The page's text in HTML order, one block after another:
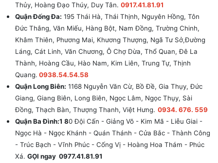
Thủy, Hoàng Đạo Thúy, Duy Tân. 0917.41.81.91
Quận Đống Đa: 195 Thái Hà, Thái Thịnh, Nguyên Hồng, Tôn
Đức Thắng, Văn Miếu, Hàng Bột, Nam Đồng, Trường Chinh,
Khâm Thiên, Phương Mai, Khương Thượng, Ngã Tư Sở,Đường
Láng, Cát Linh, Văn Chương, Ô Chợ Dừa, Thổ Quan, Đê La
Thành, Hoàng Cầu, Hào Nam, Kim Liên, Trung Tự, Thịnh
Quang. 0938.54.54.58
Quận Long Biên: 1168 Nguyễn Văn Cừ, Bồ Đề, Gia Thụy, Đức
Giang, Giang Biên, Long Biên, Ngọc Lâm, Ngọc Thụy, Sài
Đồng, Thạch Bàn, Thượng Thanh, Việt Hưng. 0934. 676. 559
Quận Ba Đình:1 80 Đội Cấn - Giảng Võ - Kim Mã - Liễu Giai -
Ngọc Hà - Ngọc Khánh - Quán Thánh - Cửa Bắc - Thành Công
- Trúc Bạch - Vĩnh Phúc - Cống Vị - Hoàng Hoa Thám - Phúc
Xá. GỌI ngay 0977.41.81.91